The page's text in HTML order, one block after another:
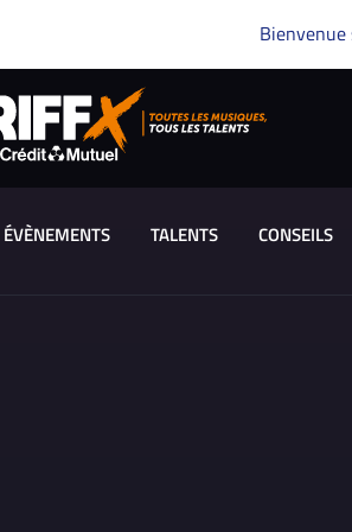
Bienvenue
ÉVÈNEMENTS TALENTS CONSEILS